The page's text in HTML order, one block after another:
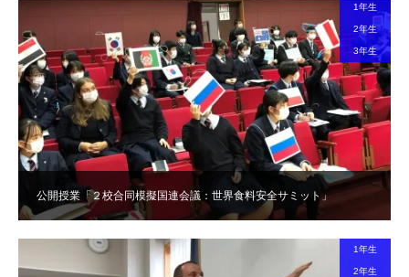
公開授業「２校合同模擬国連会議：世界食料安全サミット」
1年生
2年生
3年生
1年生
2年生